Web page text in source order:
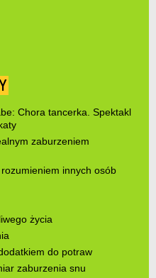
Chora tancerka. Spektakl
zaburzeniem
innych osób
życia
do potraw
zaburzenia snu